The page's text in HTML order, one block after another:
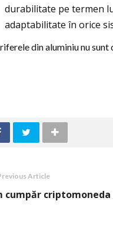
durabilitate pe termen
adaptabilitate în orice
din aluminiu nu
Article
cumpăr criptomoneda